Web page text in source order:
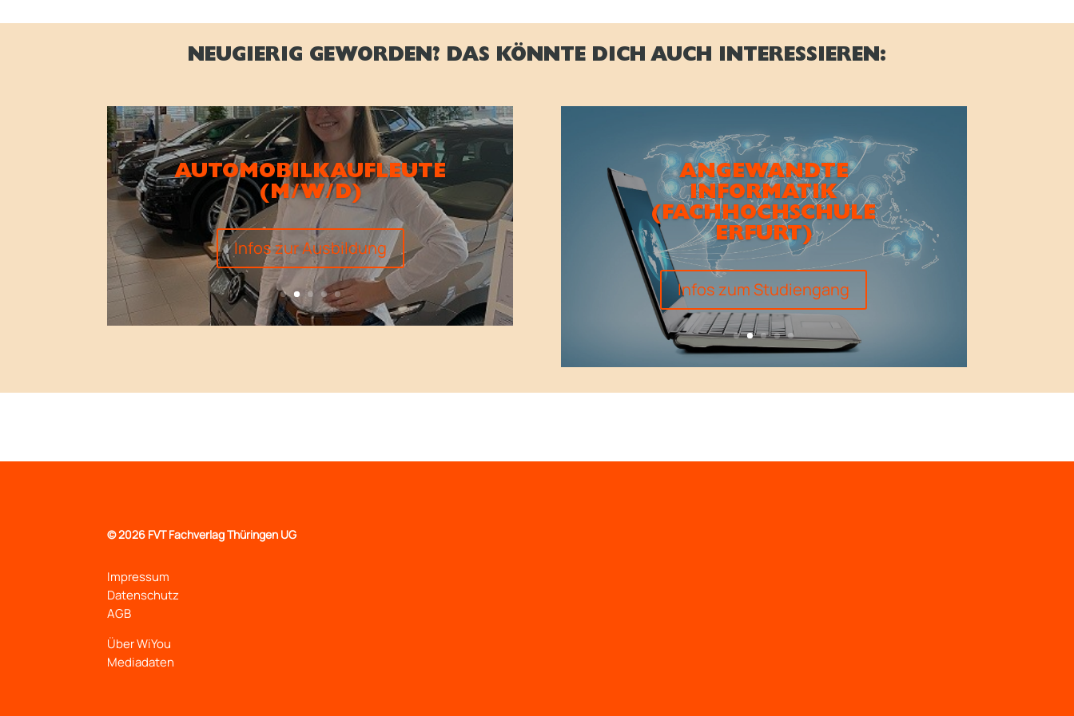
NEUGIERIG GEWORDEN? DAS KÖNNTE DICH AUCH INTERESSIEREN:
AUTOMOBILKAUFLEUTE
(M/W/D)
Infos zur Ausbildung
ANGEWANDTE
INFORMATIK
(FACHHOCHSCHULE
ERFURT)
Infos zum Studiengang
©2026 FVT Fachverlag Thüringen UG
Impressum
Datenschutz
AGB
Über WiYou
Mediadaten